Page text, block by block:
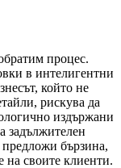
процес.
в интелигентни
който не
рискува да
издържани
задължителен
предложи бързина,
на своите клиенти.